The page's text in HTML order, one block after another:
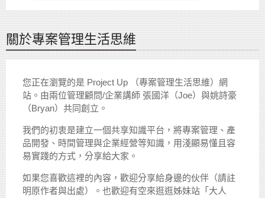
關於專案管理生活思維
您正在瀏覽的是 Project Up （專案管理生活思維）網
站。由兩位管理顧問/企業講師 張國洋（Joe）與姚詩豪
（Bryan）共同創立。
我們的初衷是建立一個共享知識平台，將專案管理、產
品開發、時間管理與企業經營等知識，用淺顯易懂且容
易實踐的方式，分享給大家。
如果您喜歡這裡的內容，歡迎分享給身邊的伙伴（請註
明原作者與出處）。也歡迎有空來逛逛姊妹站「大人